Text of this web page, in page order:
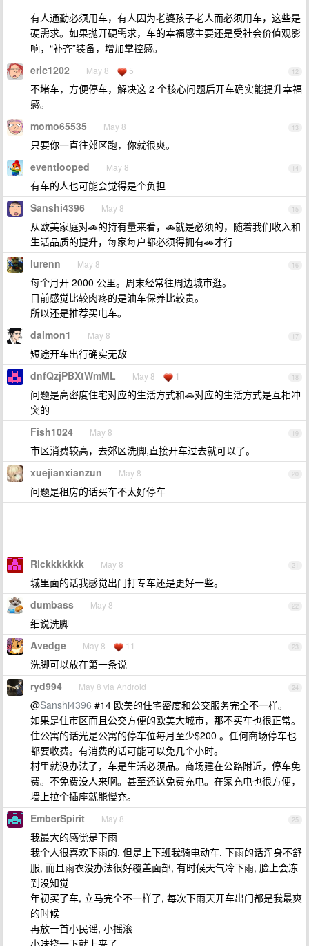
有人通勤必须用车，有人因为老婆孩子老人而必须用车，这些是
硬需求。如果抛开硬需求，车的幸福感主要还是受社会价值观影
响，“补齐”装备，增加掌控感。
12
eric1202 May 8 5
不堵车，方便停车，解决这 2 个核心问题后开车确实能提升幸福
感。
13
momo65535 May 8
只要你一直往郊区跑，你就很爽。
14
eventlooped May 8
有车的人也可能会觉得是个负担
15
Sanshi4396 May 8
从欧美家庭对🚗的持有量来看，🚗就是必须的，随着我们收入和
生活品质的提升，每家每户都必须得拥有🚗才行
16
lurenn May 8
每个月开 2000 公里。周末经常往周边城市逛。
目前感觉比较肉疼的是油车保养比较贵。
所以还是推荐买电车。
17
daimon1 May 8
短途开车出行确实无敌
18
dnfQzjPBXtWmML May 8 1
问题是高密度住宅对应的生活方式和🚗对应的生活方式是互相冲
突的
19
Fish1024 May 8
市区消费较高，去郊区洗脚,直接开车过去就可以了。
20
xuejianxianzun May 8
问题是租房的话买车不太好停车
21
Rickkkkkkk May 8
城里面的话我感觉出门打专车还是更好一些。
22
dumbass May 8
细说洗脚
23
Avedge May 8 11
洗脚可以放在第一条说
24
ryd994 May 8 via Android
@Sanshi4396 #14 欧美的住宅密度和公交服务完全不一样。
如果是住市区而且公交方便的欧美大城市，那不买车也很正常。
住公寓的话光是公寓的停车位每月至少$200 。任何商场停车也
都要收费。有消费的话可能可以免几个小时。
村里就没办法了，车是生活必须品。商场建在公路附近，停车免
费。不免费没人来啊。甚至还送免费充电。在家充电也很方便，
墙上拉个插座就能慢充。
25
EmberSpirit May 8
我最大的感觉是下雨
我个人很喜欢下雨的, 但是上下班我骑电动车, 下雨的话浑身不舒
服, 而且雨衣没办法很好覆盖面部, 有时候天气冷下雨, 脸上会冻
到没知觉
年初买了车, 立马完全不一样了, 每次下雨天开车出门都是我最爽
的时候
再放一首小民谣, 小摇滚
小味挠一下就上来了